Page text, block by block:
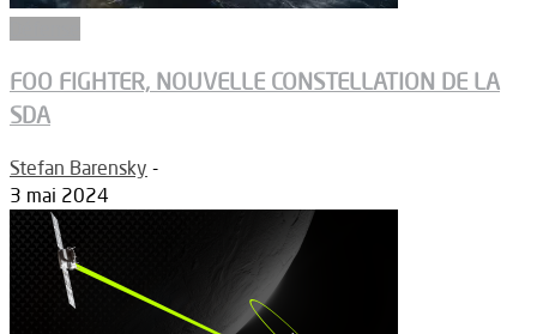
FOO FIGHTER, NOUVELLE CONSTELLATION DE LA
SDA
Stefan Barensky -
3 mai 2024